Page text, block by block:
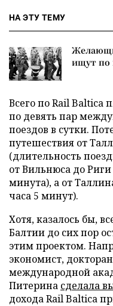
НА ЭТУ ТЕМУ
ищут по
Всего по Rail Baltica
по девять пар
поездов в сутки.
путешествия от
(длительность
от Вильнюса до Риги
минута), а от
часа 5 минут).
Хотя, казалось бы,
Балтии до сих пор
этим проектом.
экономист,
международной
Питерина сделала
дохода Rail Baltica